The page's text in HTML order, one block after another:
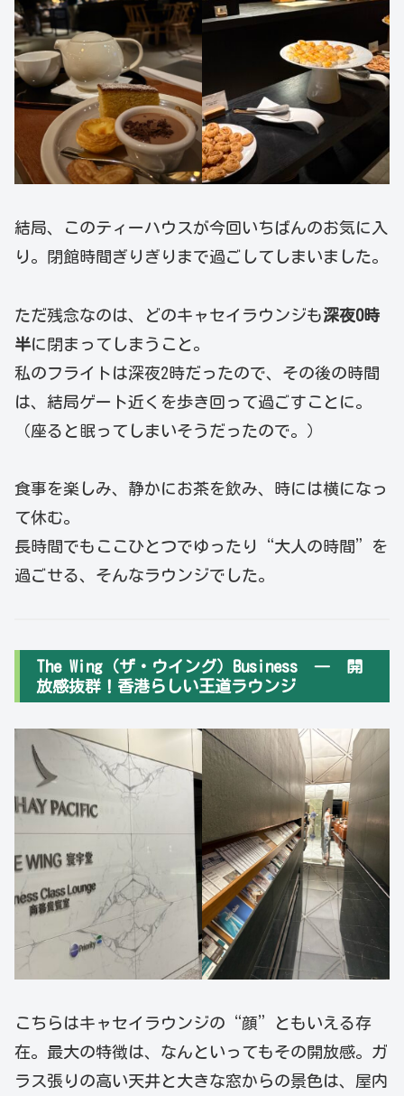
結局、このティーハウスが今回いちばんのお気に入
り。閉館時間ぎりぎりまで過ごしてしまいました。
ただ残念なのは、どのキャセイラウンジも深夜0時
半に閉まってしまうこと。
私のフライトは深夜2時だったので、その後の時間
は、結局ゲート近くを歩き回って過ごすことに。
（座ると眠ってしまいそうだったので。）
食事を楽しみ、静かにお茶を飲み、時には横になっ
て休む。
長時間でもここひとつでゆったり“大人の時間”を
過ごせる、そんなラウンジでした。
The Wing（ザ・ウイング）Business ― 開
放感抜群！香港らしい王道ラウンジ
こちらはキャセイラウンジの“顔”ともいえる存
在。最大の特徴は、なんといってもその開放感。ガ
ラス張りの高い天井と大きな窓からの景色は、屋内